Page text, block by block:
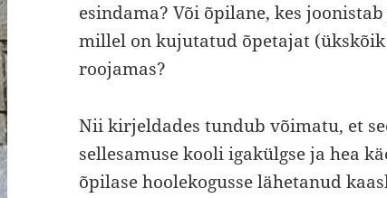
esindama? Või õpilane, kes
millel on kujutatud õpetajat
roojamas?
Nii kirjeldades tundub võimatu, et
sellesamuse kooli igakülgse ja hea
õpilase hoolekogusse lähetanud